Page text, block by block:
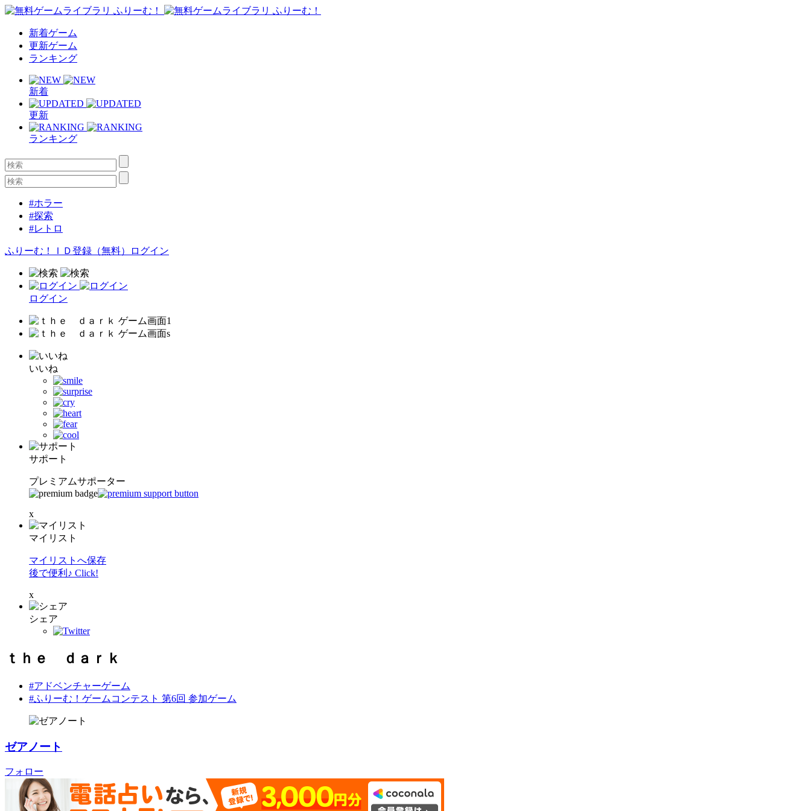
新着ゲーム
更新ゲーム
ランキング
新着
更新
ランキング
#ホラー
#探索
#レトロ
ふりーむ！ＩＤ登録（無料） ログイン
ログイン
いいね
サポート
プレミアムサポーター
x
マイリスト
マイリストへ保存
後で便利♪ Click!
x
シェア
ｔｈｅ ｄａｒｋ
#アドベンチャーゲーム
#ふりーむ！ゲームコンテスト 第6回 参加ゲーム
ゼアノート
フォロー